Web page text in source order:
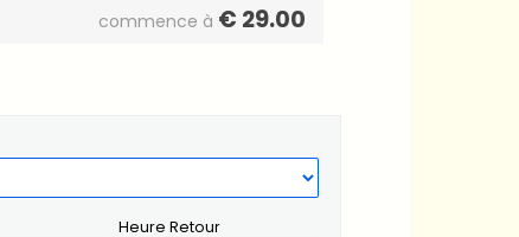
commence à € 29.00
Heure Retour